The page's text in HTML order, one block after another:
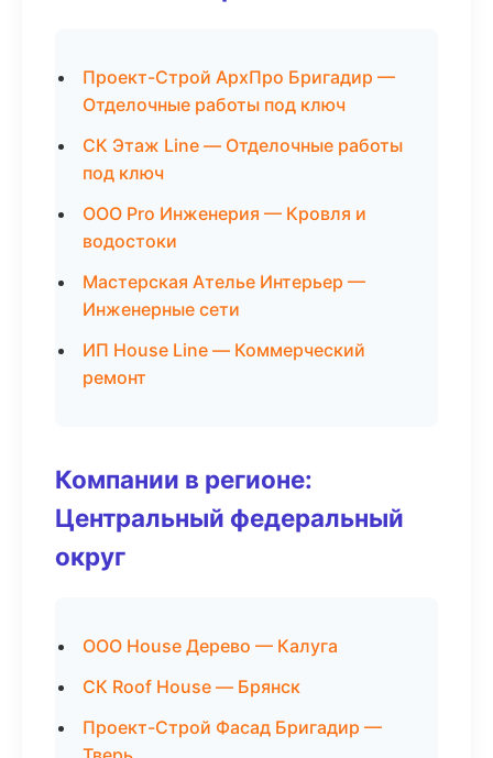
Проект-Строй АрхПро Бригадир —
Отделочные работы под ключ
СК Этаж Line — Отделочные работы
под ключ
ООО Pro Инженерия — Кровля и
водостоки
Мастерская Ателье Интерьер —
Инженерные сети
ИП House Line — Коммерческий
ремонт
Компании в регионе:
Центральный федеральный
округ
ООО House Дерево — Калуга
СК Roof House — Брянск
Проект-Строй Фасад Бригадир —